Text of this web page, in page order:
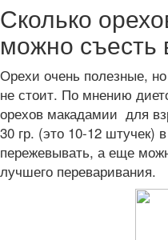
Сколько
можно съесть
Орехи очень полезные,
не стоит. По мнению
орехов макадамии для
30 гр. (это 10-12 штучек)
пережевывать, а еще
лучшего переваривания.